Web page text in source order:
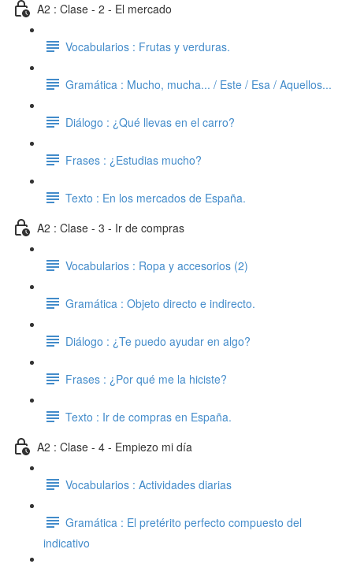
A2 : Clase - 2 - El mercado
Vocabularios : Frutas y verduras.
Gramática : Mucho, mucha... / Este / Esa / Aquellos...
Diálogo : ¿Qué llevas en el carro?
Frases : ¿Estudias mucho?
Texto : En los mercados de España.
A2 : Clase - 3 - Ir de compras
Vocabularios : Ropa y accesorios (2)
Gramática : Objeto directo e indirecto.
Diálogo : ¿Te puedo ayudar en algo?
Frases : ¿Por qué me la hiciste?
Texto : Ir de compras en España.
A2 : Clase - 4 - Empiezo mi día
Vocabularios : Actividades diarias
Gramática : El pretérito perfecto compuesto del
indicativo